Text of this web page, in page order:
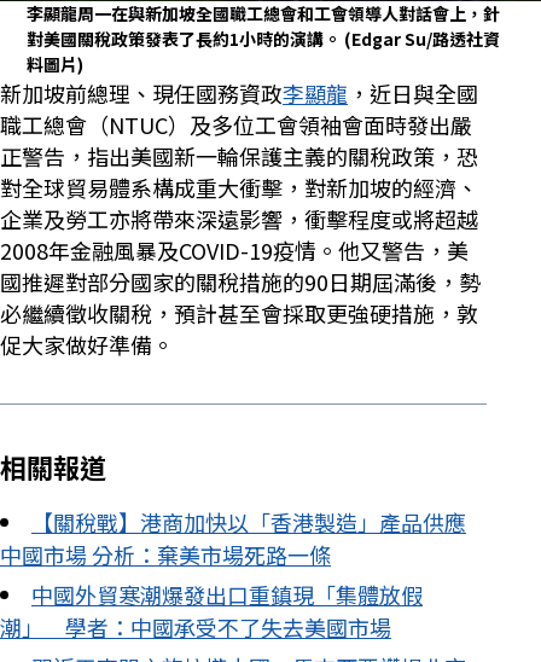
李顯龍周一在與新加坡全國職工總會和工會領導人對話會上，針
對美國關稅政策發表了長約1小時的演講。 (Edgar Su/路透社資
料圖片)
新加坡前總理、現任國務資政李顯龍 ，近日與全國
職工總會（NTUC）及多位工會領袖會面時發出嚴
正警告，指出美國新一輪保護主義的關稅政策，恐
對全球貿易體系構成重大衝擊，對新加坡的經濟、
企業及勞工亦將帶來深遠影響，衝擊程度或將超越
2008年金融風暴及COVID-19疫情。他又警告，美
國推遲對部分國家的關稅措施的90日期屆滿後，勢
必繼續徵收關稅，預計甚至會採取更強硬措施，敦
促大家做好準備。
相關報道
【關稅戰】港商加快以「香港製造」產品供應
中國市場 分析：棄美市場死路一條
中國外貿寒潮爆發出口重鎮現「集體放假
潮」 學者：中國承受不了失去美國市場